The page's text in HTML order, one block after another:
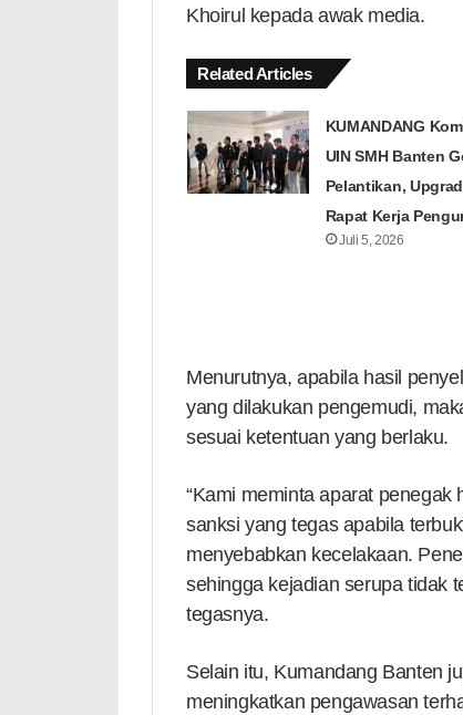
Khoirul kepada awak media.
Related Articles
KUMANDANG
UIN SMH Banten
Pelantikan,
Rapat Kerja
Juli 5, 2026
Menurutnya, apabila hasil
yang dilakukan pengemudi,
sesuai ketentuan yang berlaku.
“Kami meminta aparat
sanksi yang tegas apabila
menyebabkan kecelakaan.
sehingga kejadian serupa tidak
tegasnya.
Selain itu, Kumandang Banten
meningkatkan pengawasan